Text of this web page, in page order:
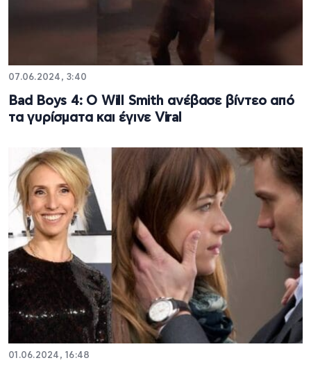
07.06.2024, 3:40
Bad Boys 4: Ο Will Smith ανέβασε βίντεο από
τα γυρίσματα και έγινε Viral
01.06.2024, 16:48